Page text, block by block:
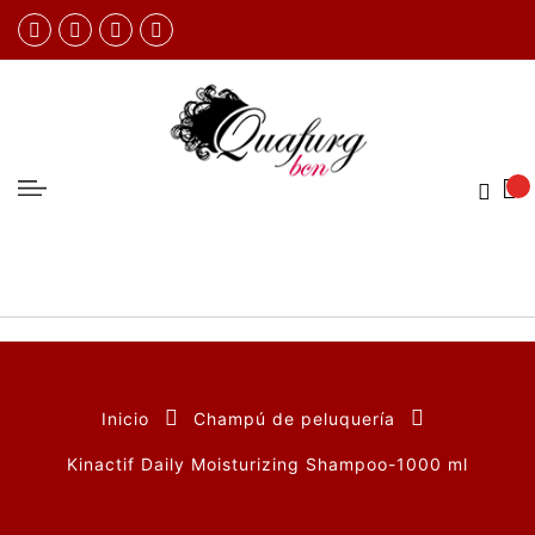
Inicio Champú de peluquería
Kinactif Daily Moisturizing Shampoo-1000 ml